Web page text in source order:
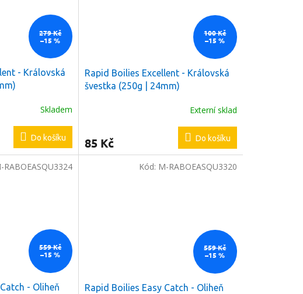
279 Kč
–15 %
- Královská
Skladem
Do košíku
100 Kč
–15 %
Rapid Boilies Excellent - Královská
švestka (250g | 24mm)
Externí sklad
85 Kč Do košíku
559 Kč
–15 %
- Oliheň
RABOEASQU3324
559 Kč
–15 %
Rapid Boilies Easy Catch - Oliheň
Kód: M-RABOEASQU3320